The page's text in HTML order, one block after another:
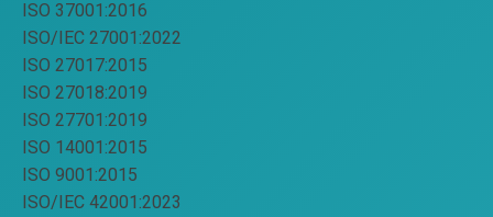
ISO 37001:2016
ISO/IEC 27001:2022
ISO 27017:2015
ISO 27018:2019
ISO 27701:2019
ISO 14001:2015
ISO 9001:2015
ISO/IEC 42001:2023